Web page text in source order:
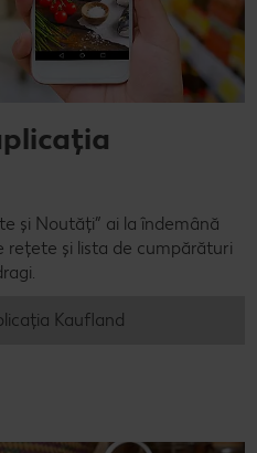
și Noutăți” ai la îndemână
rețete și lista de cumpărături
Kaufland